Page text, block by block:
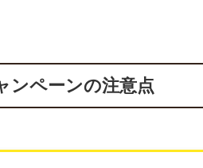
ンペーンの注意点